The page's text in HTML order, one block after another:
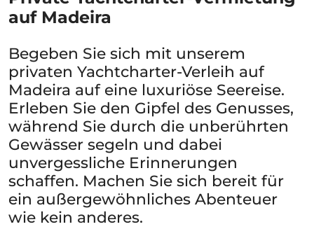
auf Madeira
Begeben Sie sich mit unserem
privaten Yachtcharter-Verleih auf
Madeira auf eine luxuriöse Seereise.
Erleben Sie den Gipfel des Genusses,
während Sie durch die unberührten
Gewässer segeln und dabei
unvergessliche Erinnerungen
schaffen. Machen Sie sich bereit für
ein außergewöhnliches Abenteuer
wie kein anderes.